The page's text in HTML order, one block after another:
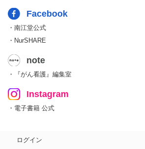
Facebook
・南江堂公式
・NurSHARE
note
・『がん看護』編集室
Instagram
・電子書籍 公式
ログイン